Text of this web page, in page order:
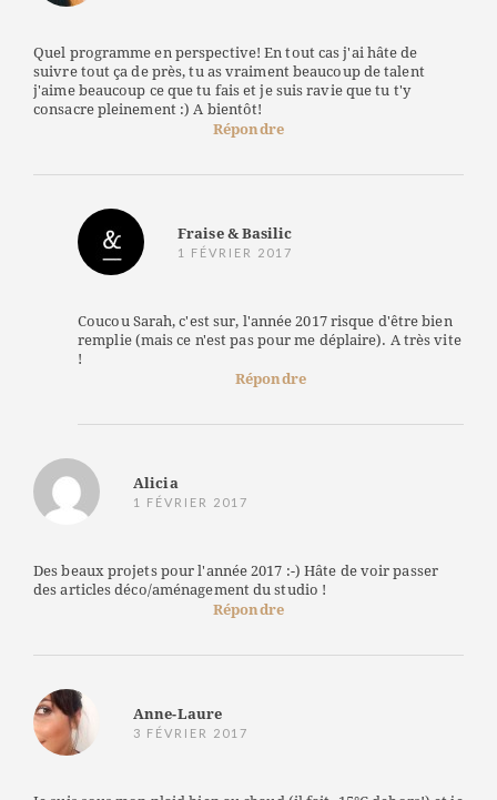
Quel programme en perspective! En tout cas j'ai hâte de
suivre tout ça de près, tu as vraiment beaucoup de talent
j'aime beaucoup ce que tu fais et je suis ravie que tu t'y
consacre pleinement :) A bientôt!
Répondre
Fraise & Basilic
1 FÉVRIER 2017
Coucou Sarah, c'est sur, l'année 2017 risque d'être bien
remplie (mais ce n'est pas pour me déplaire). A très vite
!
Répondre
Alicia
1 FÉVRIER 2017
Des beaux projets pour l'année 2017 :-) Hâte de voir passer
des articles déco/aménagement du studio !
Répondre
Anne-Laure
3 FÉVRIER 2017